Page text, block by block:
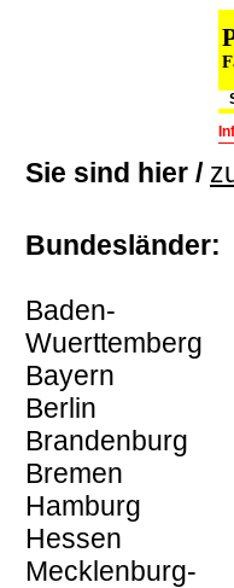
Sie sind hier /
Bundesländer:
Baden-
Wuerttemberg
Bayern
Berlin
Brandenburg
Bremen
Hamburg
Hessen
Mecklenburg-